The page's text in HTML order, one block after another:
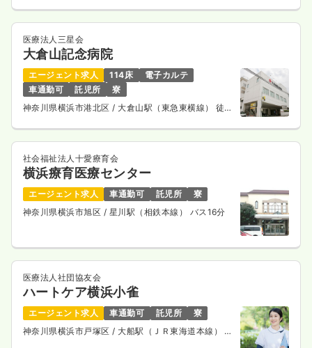
医療法人三星会
大倉山記念病院
エージェント求人 114床
電子カルテ
車通勤可
託児所
寮
神奈川県横浜市港北区 / 大倉山駅（東急東横線） 徒歩
社会福祉法人十愛療育会
横浜療育医療センター
エージェント求人 車通勤可 託児所
寮
神奈川県横浜市旭区 / 星川駅（相鉄本線） バス16分
医療法人社団協友会
ハートケア横浜小雀
エージェント求人 車通勤可 託児所
寮
神奈川県横浜市戸塚区/ 大船駅（ＪＲ東海道本線） バ